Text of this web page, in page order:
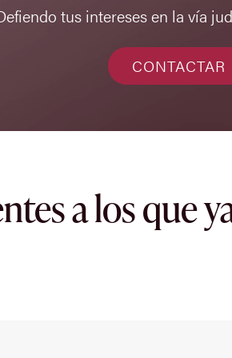
tus intereses en la vía
CONTACTAR
a los que